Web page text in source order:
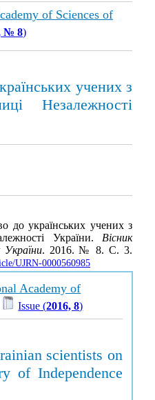
of Sciences of
№ 8)
учених з
Незалежності
до українських учених з
України. Вісник
України. 2016. № 8. С. 3.
UJRN-0000560985
Academy of
Issue (2016, 8)
scientists on
of Independence